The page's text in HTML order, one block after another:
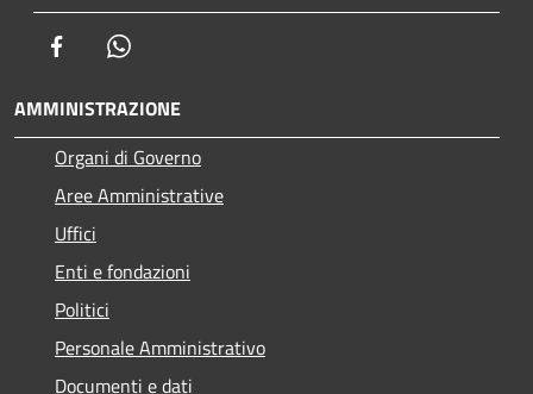
Facebook
AMMINISTRAZIONE
Organi di Governo
Aree Amministrative
Uffici
Enti e fondazioni
Politici
Personale Amministrativo
Documenti e dati